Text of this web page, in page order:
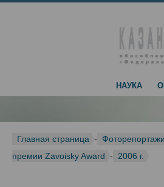
НАУКА
Главная страница - Фоторепортажи
премии Zavoisky Award - 2006 г.